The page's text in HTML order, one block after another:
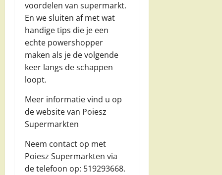
voordelen van supermarkt.
En we sluiten af met wat
handige tips die je een
echte powershopper
maken als je de volgende
keer langs de schappen
loopt.
Meer informatie vind u op
de website van Poiesz
Supermarkten
Neem contact op met
Poiesz Supermarkten via
de telefoon op: 519293668.